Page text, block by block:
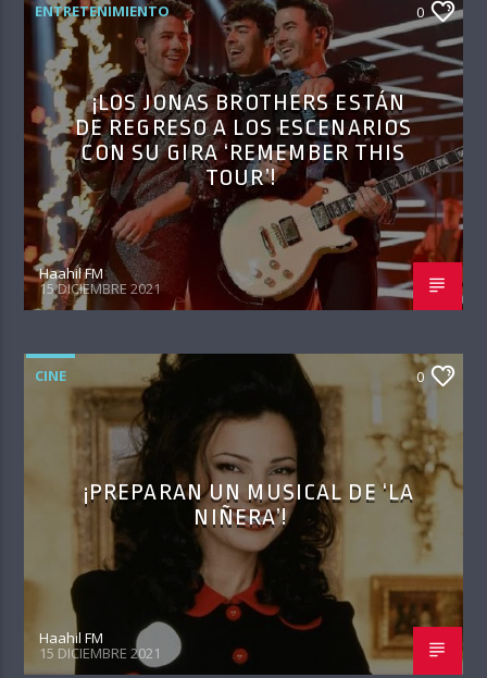
ENTRETENIMIENTO 0
¡LOS JONAS BROTHERS ESTÁN
DE REGRESO A LOS ESCENARIOS
CON SU GIRA ‘REMEMBER THIS
TOUR’!
Haahil FM
15 DICIEMBRE 2021
CINE 0
¡PREPARAN UN MUSICAL DE ‘LA
NIÑERA’!
Haahil FM
15 DICIEMBRE 2021